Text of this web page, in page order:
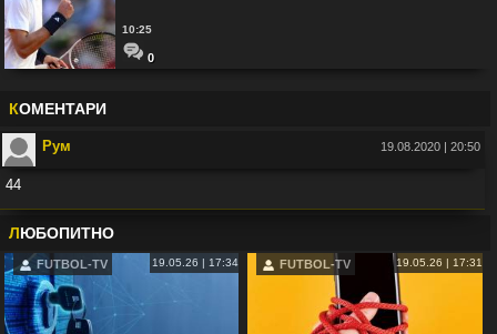
10:25
0
КОМЕНТАРИ
Рум 19.08.2020 | 20:50
44
Във: Рио Фърдинанд: Джуд Белингам ще спечели Златната топка
ЛЮБОПИТНО
FUTBOL-TV 19.05.26 | 17:34 FUTBOL-TV 19.05.26 | 17:31